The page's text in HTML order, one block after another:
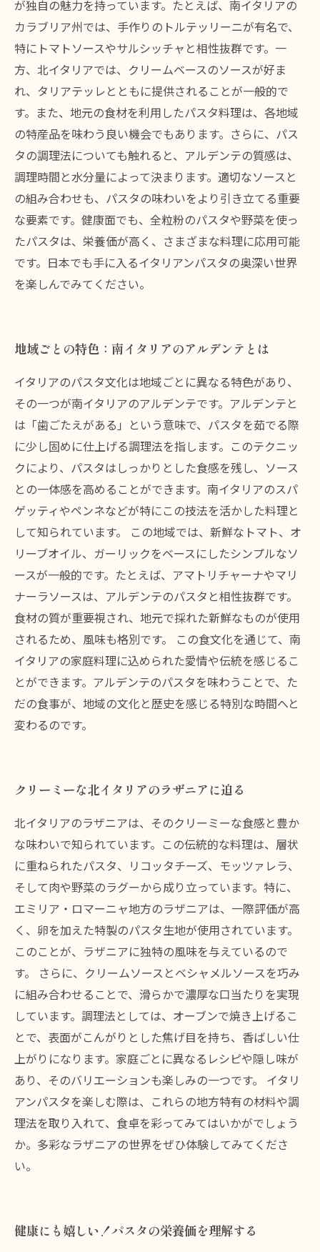
が独自の魅力を持っています。たとえば、南イタリアの
カラブリア州では、手作りのトルテッリーニが有名で、
特にトマトソースやサルシッチャと相性抜群です。一
方、北イタリアでは、クリームベースのソースが好ま
れ、タリアテッレとともに提供されることが一般的で
す。また、地元の食材を利用したパスタ料理は、各地域
の特産品を味わう良い機会でもあります。さらに、パス
タの調理法についても触れると、アルデンテの質感は、
調理時間と水分量によって決まります。適切なソースと
の組み合わせも、パスタの味わいをより引き立てる重要
な要素です。健康面でも、全粒粉のパスタや野菜を使っ
たパスタは、栄養価が高く、さまざまな料理に応用可能
です。日本でも手に入るイタリアンパスタの奥深い世界
を楽しんでみてください。
地域ごとの特色：南イタリアのアルデンテとは
イタリアのパスタ文化は地域ごとに異なる特色があり、
その一つが南イタリアのアルデンテです。アルデンテと
は「歯ごたえがある」という意味で、パスタを茹でる際
に少し固めに仕上げる調理法を指します。このテクニッ
クにより、パスタはしっかりとした食感を残し、ソース
との一体感を高めることができます。南イタリアのスパ
ゲッティやペンネなどが特にこの技法を活かした料理と
して知られています。 この地域では、新鮮なトマト、オ
リーブオイル、ガーリックをベースにしたシンプルなソ
ースが一般的です。たとえば、アマトリチャーナやマリ
ナーラソースは、アルデンテのパスタと相性抜群です。
食材の質が重要視され、地元で採れた新鮮なものが使用
されるため、風味も格別です。 この食文化を通じて、南
イタリアの家庭料理に込められた愛情や伝統を感じるこ
とができます。アルデンテのパスタを味わうことで、た
だの食事が、地域の文化と歴史を感じる特別な時間へと
変わるのです。
クリーミーな北イタリアのラザニアに迫る
北イタリアのラザニアは、そのクリーミーな食感と豊か
な味わいで知られています。この伝統的な料理は、層状
に重ねられたパスタ、リコッタチーズ、モッツァレラ、
そして肉や野菜のラグーから成り立っています。特に、
エミリア・ロマーニャ地方のラザニアは、一際評価が高
く、卵を加えた特製のパスタ生地が使用されています。
このことが、ラザニアに独特の風味を与えているので
す。 さらに、クリームソースとベシャメルソースを巧み
に組み合わせることで、滑らかで濃厚な口当たりを実現
しています。調理法としては、オーブンで焼き上げるこ
とで、表面がこんがりとした焦げ目を持ち、香ばしい仕
上がりになります。家庭ごとに異なるレシピや隠し味が
あり、そのバリエーションも楽しみの一つです。 イタリ
アンパスタを楽しむ際は、これらの地方特有の材料や調
理法を取り入れて、食卓を彩ってみてはいかがでしょう
か。多彩なラザニアの世界をぜひ体験してみてくださ
い。
健康にも嬉しい！パスタの栄養価を理解する